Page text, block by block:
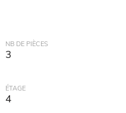
NB DE PIÈCES
3
ÉTAGE
4